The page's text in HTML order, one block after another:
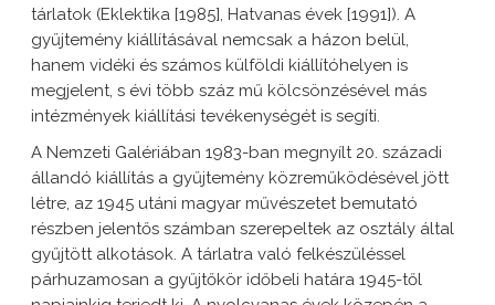
tárlatok (Eklektika [1985], Hatvanas évek [1991]). A
gyűjtemény kiállításával nemcsak a házon belül,
hanem vidéki és számos külföldi kiállítóhelyen is
megjelent, s évi több száz mű kölcsönzésével más
intézmények kiállítási tevékenységét is segíti.
A Nemzeti Galériában 1983-ban megnyílt 20. századi
állandó kiállítás a gyűjtemény közreműködésével jött
létre, az 1945 utáni magyar művészetet bemutató
részben jelentős számban szerepeltek az osztály által
gyűjtött alkotások. A tárlatra való felkészüléssel
párhuzamosan a gyűjtőkör időbeli határa 1945-től